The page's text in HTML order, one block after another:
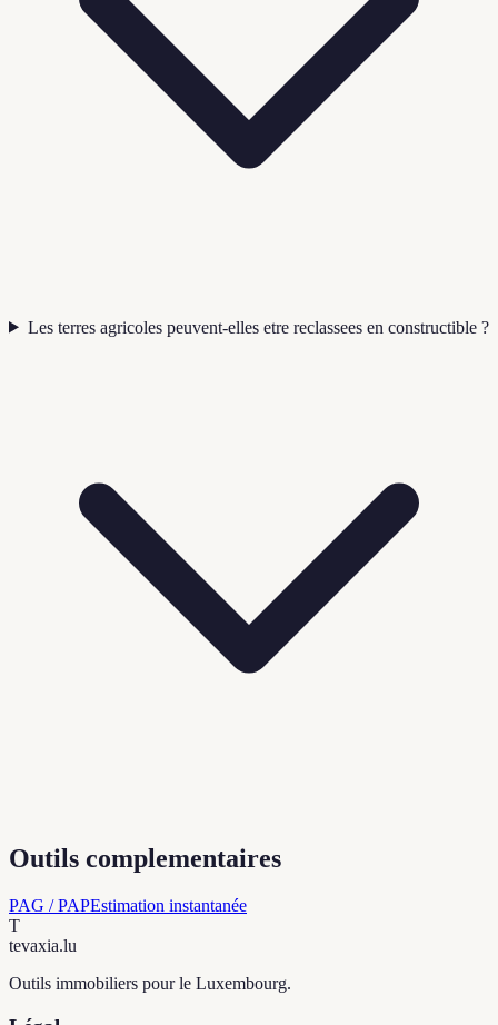
Les terres agricoles peuvent-elles etre reclassees en constructible ?
Outils complementaires
PAG / PAPEstimation instantanée
T
tevaxia.lu
Outils immobiliers pour le Luxembourg.